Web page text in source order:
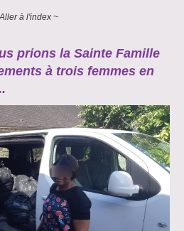
à l'index ~
prions la Sainte Famille
à trois femmes en